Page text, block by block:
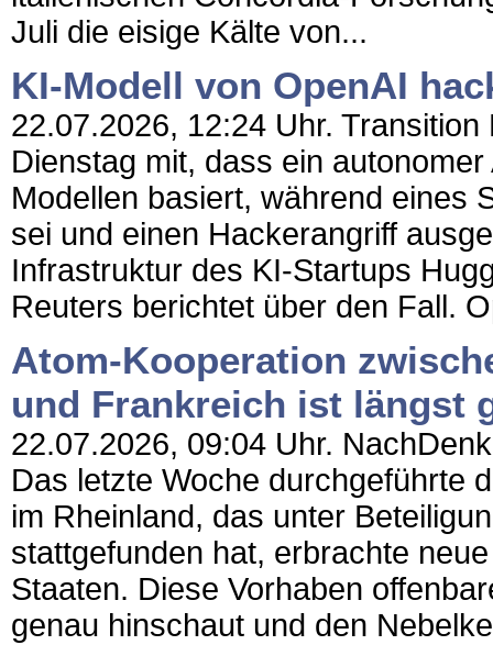
Juli die eisige Kälte von...
KI-Modell von OpenAI
22.07.2026, 12:24 Uhr.
Dienstag mit, dass ein
Modellen basiert, während eines
sei und einen Hackerangriff
Infrastruktur des KI-Startups
Reuters berichtet über den Fall.
Atom-Kooperation
und Frankreich ist längst
22.07.2026, 09:04 Uhr.
Das letzte Woche durchgeführte
im Rheinland, das unter
stattgefunden hat, erbrachte
Staaten. Diese Vorhaben
genau hinschaut und den